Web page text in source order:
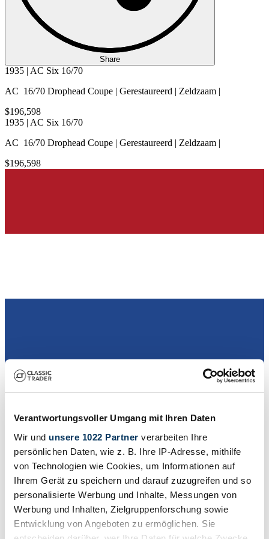
Verantwortungsvoller Umgang mit Ihren Daten
Wir und unsere 1022 Partner verarbeiten Ihre
persönlichen Daten, wie z. B. Ihre IP-Adresse, mithilfe
von Technologien wie Cookies, um Informationen auf
Ihrem Gerät zu speichern und darauf zuzugreifen und so
personalisierte Werbung und Inhalte, Messungen von
Werbung und Inhalten, Zielgruppenforschung sowie
Entwicklung von Angeboten zu ermöglichen. Sie
Share
1935 | AC Six 16/70
AC 16/70 Drophead Coupe | Gerestaureerd | Zeldzaam |
$196,598
1935 | AC Six 16/70
AC 16/70 Drophead Coupe | Gerestaureerd | Zeldzaam |
$196,598
Dealer